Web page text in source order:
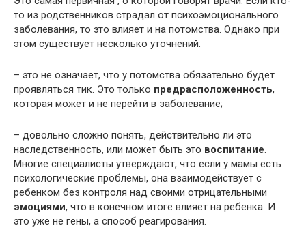
то из родственников страдал от психоэмоционального
заболевания, то это влияет и на потомства. Однако при
этом существует несколько уточнений:
– это не означает, что у потомства обязательно будет
проявляться тик. Это только предрасположенность,
которая может и не перейти в заболевание;
– довольно сложно понять, действительно ли это
наследственность, или может быть это воспитание
Многие специалисты утверждают, что если у мамы есть
психологические проблемы, она взаимодействует с
ребенком без контроля над своими отрицательными
эмоциями, что в конечном итоге влияет на ребенка. И
это уже не гены, а способ реагирования.